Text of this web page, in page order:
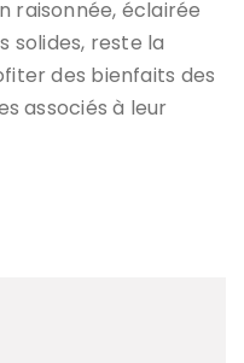
raisonnée, éclairée
solides, reste la
des bienfaits des
associés à leur